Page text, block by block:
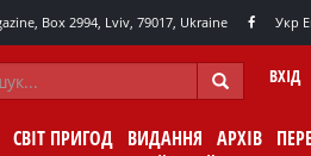
Box 2994, Lviv, 79017, Ukraine Укр
ВХІД
СВІТ ПРИГОД ВИДАННЯ АРХІВ